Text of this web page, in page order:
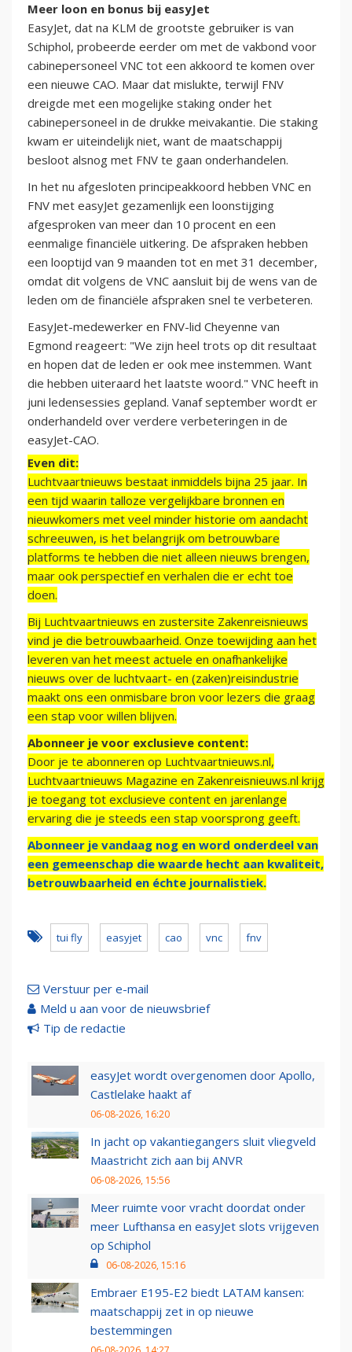
Meer loon en bonus bij easyJet
EasyJet, dat na KLM de grootste gebruiker is van
Schiphol, probeerde eerder om met de vakbond voor
cabinepersoneel VNC tot een akkoord te komen over
een nieuwe CAO. Maar dat mislukte, terwijl FNV
dreigde met een mogelijke staking onder het
cabinepersoneel in de drukke meivakantie. Die staking
kwam er uiteindelijk niet, want de maatschappij
besloot alsnog met FNV te gaan onderhandelen.
In het nu afgesloten principeakkoord hebben VNC en
FNV met easyJet gezamenlijk een loonstijging
afgesproken van meer dan 10 procent en een
eenmalige financiële uitkering. De afspraken hebben
een looptijd van 9 maanden tot en met 31 december,
omdat dit volgens de VNC aansluit bij de wens van de
leden om de financiële afspraken snel te verbeteren.
EasyJet-medewerker en FNV-lid Cheyenne van
Egmond reageert: "We zijn heel trots op dit resultaat
en hopen dat de leden er ook mee instemmen. Want
die hebben uiteraard het laatste woord." VNC heeft in
juni ledensessies gepland. Vanaf september wordt er
onderhandeld over verdere verbeteringen in de
easyJet-CAO.
Even dit:
Luchtvaartnieuws bestaat inmiddels bijna 25 jaar. In
een tijd waarin talloze vergelijkbare bronnen en
nieuwkomers met veel minder historie om aandacht
schreeuwen, is het belangrijk om betrouwbare
platforms te hebben die niet alleen nieuws brengen,
maar ook perspectief en verhalen die er echt toe
doen.
Bij Luchtvaartnieuws en zustersite Zakenreisnieuws
vind je die betrouwbaarheid. Onze toewijding aan het
leveren van het meest actuele en onafhankelijke
nieuws over de luchtvaart- en (zaken)reisindustrie
maakt ons een onmisbare bron voor lezers die graag
een stap voor willen blijven.
Abonneer je voor exclusieve content:
Door je te abonneren op Luchtvaartnieuws.nl,
Luchtvaartnieuws Magazine en Zakenreisnieuws.nl krijg
je toegang tot exclusieve content en jarenlange
ervaring die je steeds een stap voorsprong geeft.
Abonneer je vandaag nog en word onderdeel van
een gemeenschap die waarde hecht aan kwaliteit,
betrouwbaarheid en échte journalistiek.
tui fly easyjet cao vnc fnv
Verstuur per e-mail
Meld u aan voor de nieuwsbrief
Tip de redactie
easyJet wordt overgenomen door Apollo,
Castlelake haakt af
06-08-2026, 16:20
In jacht op vakantiegangers sluit vliegveld
Maastricht zich aan bij ANVR
06-08-2026, 15:56
Meer ruimte voor vracht doordat onder
meer Lufthansa en easyJet slots vrijgeven
op Schiphol
06-08-2026, 15:16
Embraer E195-E2 biedt LATAM kansen:
maatschappij zet in op nieuwe
bestemmingen